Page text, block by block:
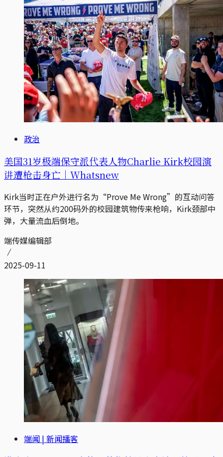
政治
美国31岁极端保守派代表人物Charlie Kirk校园演
讲遭枪击身亡｜Whatsnew
Kirk当时正在户外进行名为“Prove Me Wrong”的互动问答
环节，突然从约200码外的校园建筑物传来枪响，Kirk颈部中
弹，大量流血后倒地。
端传媒编辑部
2025-09-11
端闻 | 新闻播客